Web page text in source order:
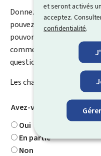
et seront activés
acceptez.
confidentialité.
Donnez-nous votre avis
pouvez nous laisser un
pouvons améliorer. Vous
commentaire. Utilisez le
question particulière.
Les champs marqués
Avez-vous trouvé ce que
Oui
En partie
Non